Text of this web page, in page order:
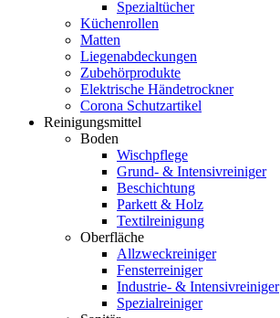
Spezialtücher
Küchenrollen
Matten
Liegenabdeckungen
Zubehörprodukte
Elektrische Händetrockner
Corona Schutzartikel
Reinigungsmittel
Boden
Wischpflege
Grund- & Intensivreiniger
Beschichtung
Parkett & Holz
Textilreinigung
Oberfläche
Allzweckreiniger
Fensterreiniger
Industrie- & Intensivreiniger
Spezialreiniger